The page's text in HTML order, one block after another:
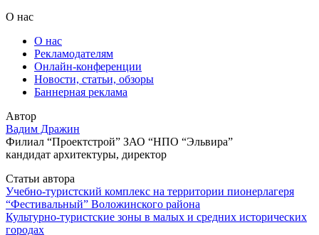
О нас
О нас
Рекламодателям
Онлайн-конференции
Новости, статьи, обзоры
Баннерная реклама
Автор
Вадим Дражин
Филиал “Проектстрой” ЗАО “НПО “Эльвира”
кандидат архитектуры, директор
Статьи автора
Учебно-туристский комплекс на территории пионерлагеря
“Фестивальный” Воложинского района
Культурно-туристские зоны в малых и средних исторических
городах